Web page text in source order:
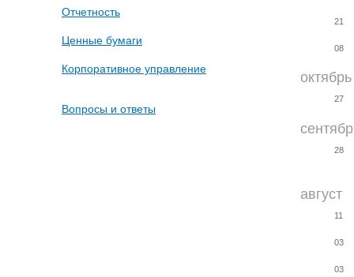
Отчетность
Ценные бумаги
Корпоративное управление
Вопросы и ответы
21
08
октябрь
27
28
август
11
03
03